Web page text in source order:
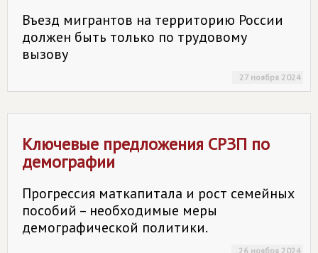
Въезд мигрантов на территорию России
должен быть только по трудовому
вызову
27 ноября 2024
Ключевые предложения СРЗП по
демографии
Прогрессия маткапитала и рост семейных
пособий – необходимые меры
демографической политики.
26 ноября 2024